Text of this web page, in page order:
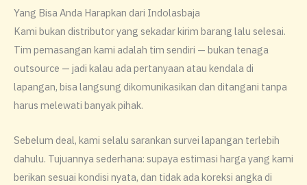
Yang Bisa Anda Harapkan dari Indolasbaja
Kami bukan distributor yang sekadar kirim barang lalu selesai.
Tim pemasangan kami adalah tim sendiri — bukan tenaga
outsource — jadi kalau ada pertanyaan atau kendala di
lapangan, bisa langsung dikomunikasikan dan ditangani tanpa
harus melewati banyak pihak.
Sebelum deal, kami selalu sarankan survei lapangan terlebih
dahulu. Tujuannya sederhana: supaya estimasi harga yang kami
berikan sesuai kondisi nyata, dan tidak ada koreksi angka di